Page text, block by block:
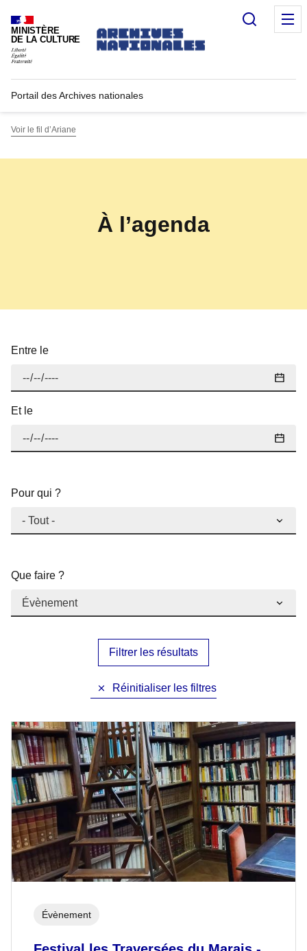
MINISTÈRE
DE LA CULTURE
Portail des Archives nationales
Voir le fil d’Ariane
À l’agenda
Entre le
Et le
Pour qui ?
Que faire ?
Évènement